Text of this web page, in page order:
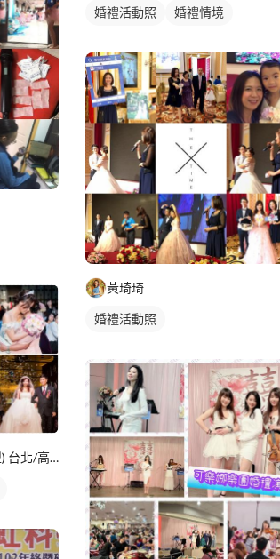
Jerry (天使皇后攝影造型) 台北/高雄
婚禮活動照 婚禮情境
黃琦琦
婚禮活動照